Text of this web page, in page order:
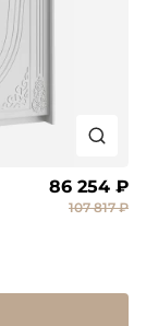
86 254 ₽
107 817 ₽